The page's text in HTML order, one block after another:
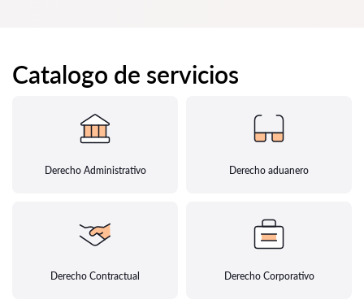
Catalogo de servicios
Derecho Administrativo Derecho aduanero
Derecho Contractual Derecho Corporativo